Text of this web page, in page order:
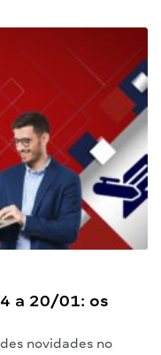
a 20/01: os
novidades no